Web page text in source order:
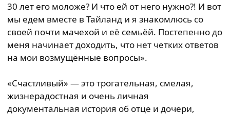
30 лет его моложе? И что ей от него нужно?! И вот
мы едем вместе в Тайланд и я знакомлюсь со
своей почти мачехой и её семьёй. Постепенно до
меня начинает доходить, что нет четких ответов
на мои возмущённые вопросы».
«Счастливый» — это трогательная, смелая,
жизнерадостная и очень личная
документальная история об отце и дочери,